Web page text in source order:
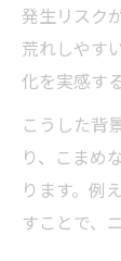
発生リスク
荒れしやす
化を実感す
こうした背
り、こまめ
ります。例
すことで、